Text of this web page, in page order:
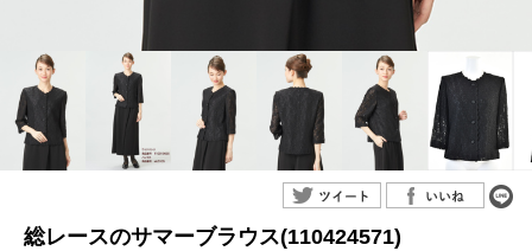
総レースのサマーブラウス(110424571)